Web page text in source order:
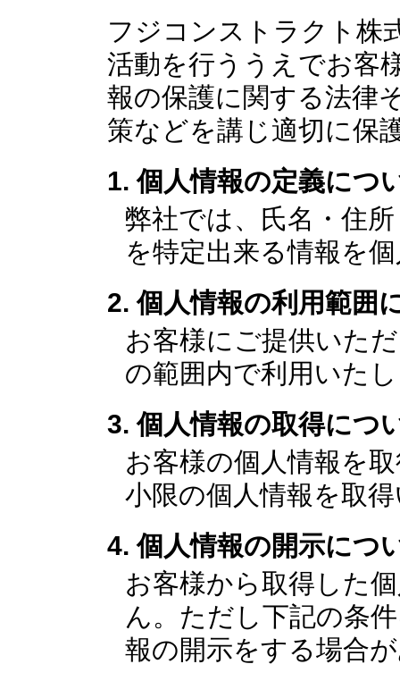
フジコンストラクト株
活動を行ううえでお客
報の保護に関する法律
策などを講じ適切に保
個人情報の定義につ
弊社では、氏名・住
を特定出来る情報を
個人情報の利用範囲
お客様にご提供いた
の範囲内で利用いた
個人情報の取得につ
お客様の個人情報を
小限の個人情報を取
個人情報の開示につ
お客様から取得した
ん。ただし下記の条
報の開示をする場合